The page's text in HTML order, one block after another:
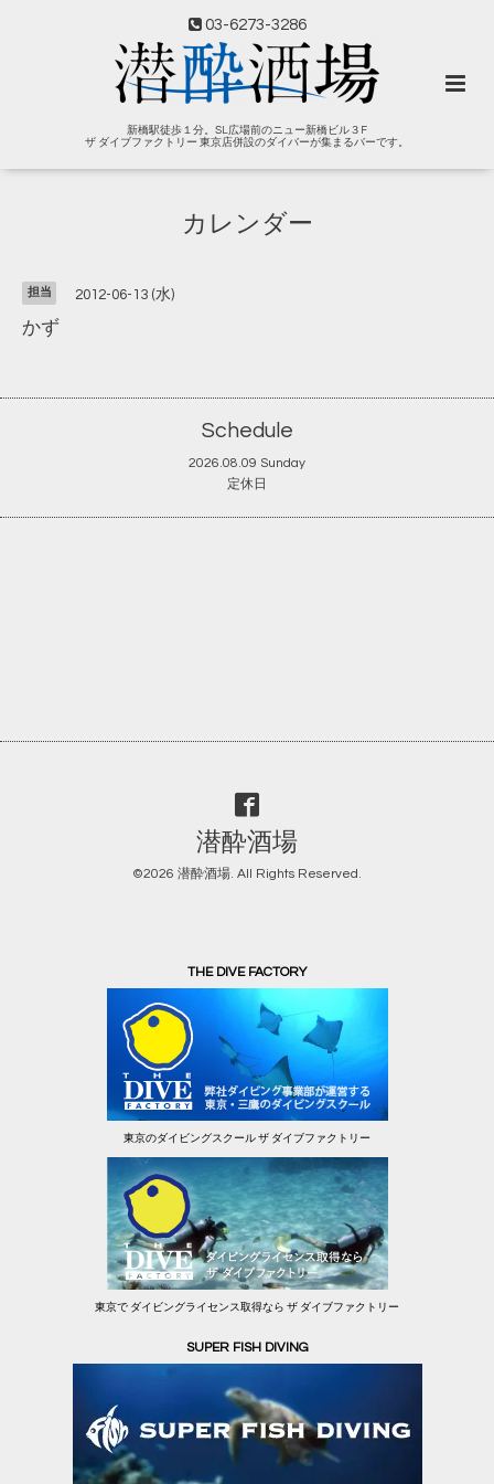
03-6273-3286
新橋駅徒歩１分。SL広場前のニュー新橋ビル３F
ザ ダイブファクトリー 東京店併設のダイバーが集まるバーです。
カレンダー
担当 2012-06-13 (水)
かず
Schedule
2026.08.09 Sunday
定休日
潜酔酒場
©2026 潜酔酒場. All Rights Reserved.
THE DIVE FACTORY
東京のダイビングスクール ザ ダイブファクトリー
東京で ダイビングライセンス取得なら ザ ダイブファクトリー
SUPER FISH DIVING